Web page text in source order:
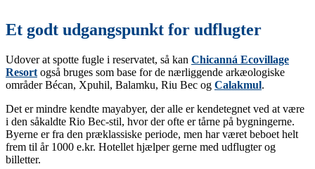
Et godt udgangspunkt for udflugter
Udover at spotte fugle i reservatet, så kan Chicanná Ecovillage
Resort også bruges som base for de nærliggende arkæologiske
områder Bécan, Xpuhil, Balamku, Riu Bec og Calakmul.
Det er mindre kendte mayabyer, der alle er kendetegnet ved at være
i den såkaldte Rio Bec-stil, hvor der ofte er tårne på bygningerne.
Byerne er fra den præklassiske periode, men har været beboet helt
frem til år 1000 e.kr. Hotellet hjælper gerne med udflugter og
billetter.